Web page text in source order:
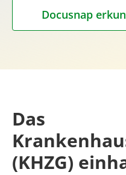
Docusnap
Das
(KHZG)